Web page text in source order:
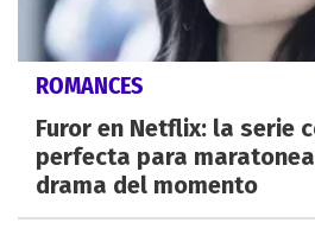
ROMANCES
Furor en Netflix: la serie
perfecta para
drama del momento